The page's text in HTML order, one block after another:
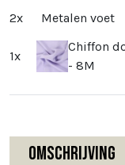
2x Metalen voet
1x
Chiffon
- 8M
Omschrijving